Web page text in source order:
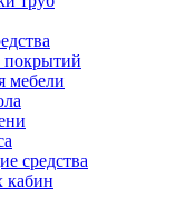
покрытий
мебели
средства
кабин